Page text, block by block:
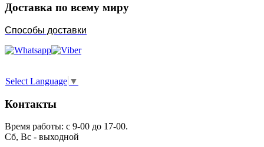
Доставка по всему миру
Способы доставки
Select Language ▼
Контакты
Время работы: с 9-00 до 17-00.
Сб, Вс - выходной